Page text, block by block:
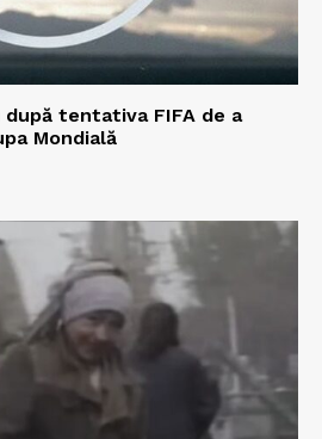
după tentativa FIFA de a
Mondială